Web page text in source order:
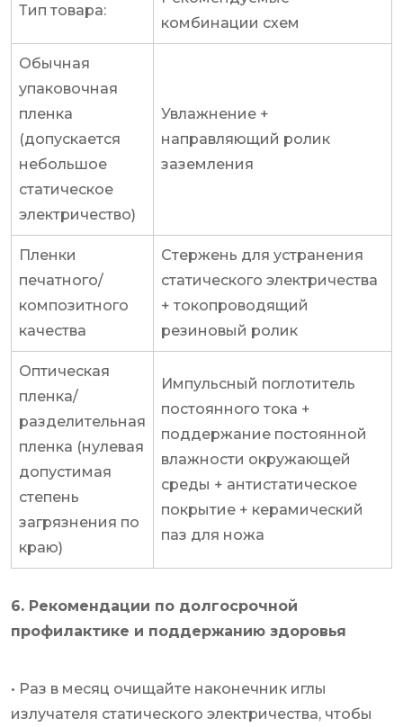
Тип товара:
комбинации схем
Обычная
упаковочная
пленка
(допускается
небольшое
статическое
электричество)
Увлажнение +
направляющий ролик
заземления
Пленки
печатного/
композитного
качества
Стержень для устранения
статического электричества
+ токопроводящий
резиновый ролик
Оптическая
пленка/
разделительная
пленка (нулевая
допустимая
степень
загрязнения по
краю)
Импульсный поглотитель
постоянного тока +
поддержание постоянной
влажности окружающей
среды + антистатическое
покрытие + керамический
паз для ножа
6. Рекомендации по долгосрочной
профилактике и поддержанию здоровья
• Раз в месяц очищайте наконечник иглы
излучателя статического электричества, чтобы